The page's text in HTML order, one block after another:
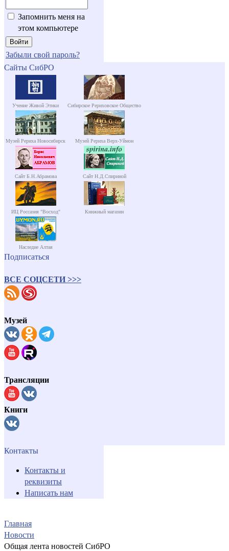
Запомнить меня на
этом компьютере
Забыли свой пароль?
Сайты СибРО
Учение Живой Этики Сибирское Рериховское Общество
Музей Рериха Новосибирск Музей Рериха Верх-Уймон
Сайт Б.Н.Абрамова Сайт Н.Д.Спириной
ИЦ Россазия "Восход" Книжный магазин
Наследие Алтая
Подписаться
ВСЕ СОЦСЕТИ >>>
Музей
Трансляции
Книги
Контакты
Контакты и
реквизиты
Написать нам
Главная
Новости
Общая лента новостей СибРО